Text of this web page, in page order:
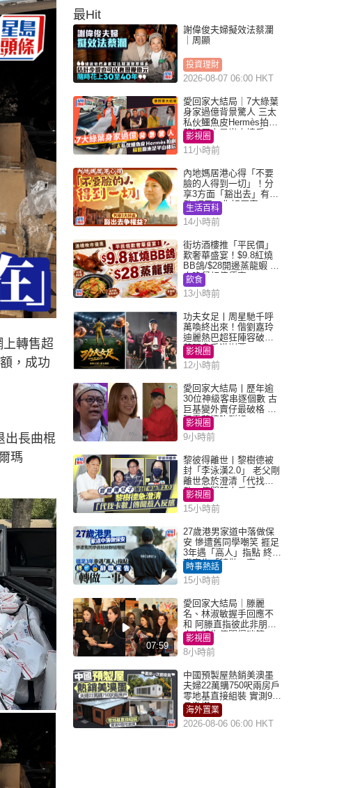
轉售超
，成功
出長曲棍
瑪
最Hit
謝偉俊夫婦擬效法蔡瀾
｜周顯
投資理財
2026-08-07 06:00 HKT
愛回家大結局｜7大綠葉
身家過億背景驚人 三太
私伙鱷魚皮Hermès拍劇
蘇姐原來是半山樓后
影視圈
11小時前
內地媽居港心得「不要
臉的人得到一切」！分
享3方面「豁出去」有著
數 網民：你好厲害
生活百科
14小時前
街坊酒樓推「平民價」
歎奢華盛宴！$9.8紅燒
BB鴿/$28開邊蒸龍蝦 3
大晚餐超值優惠
飲食
13小時前
功夫女足丨周星馳千呼
萬喚終出來！偕劉嘉玲
迪麗熱巴超狂陣容破天
荒現身香港謝票
影視圈
12小時前
愛回家大結局丨歷年逾
30位神級客串逐個數 古
巨基變外賣仔最破格 歐
陽震華情陷群姐
影視圈
9小時前
黎彼得離世丨黎樹德被
封「李泳漢2.0」 老父剛
離世急於澄清「代找卡
數」傳聞惹人反感
影視圈
15小時前
27歲港男家道中落做保
安 慘遭舊同學嘲笑 捱足
3年遇「高人」指點 終辭
職宣告「轉做一事」｜
Juicy叮
時事熱話
15小時前
07:59
愛回家大結局｜滕麗
名、林淑敏握手回應不
和 阿滕直指彼此非朋友
大小姐指傳聞得啖笑
影視圈
8小時前
中國預製屋熱銷美澳墨
夫婦22萬購750呎兩房戶
零地基直接組裝 實測9個
月激讚
海外置業
2026-08-06 06:00 HKT